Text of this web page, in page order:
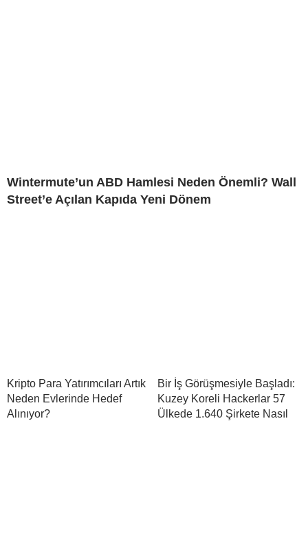
Wintermute’un ABD Hamlesi Neden Önemli? Wall
Street’e Açılan Kapıda Yeni Dönem
Kripto Para Yatırımcıları Artık
Neden Evlerinde Hedef
Alınıyor?
Bir İş Görüşmesiyle Başladı:
Kuzey Koreli Hackerlar 57
Ülkede 1.640 Şirkete Nasıl